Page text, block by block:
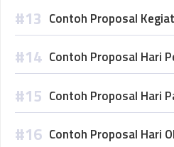
Contoh Proposal
Contoh Proposal Hari
Contoh Proposal Hari
Contoh Proposal Hari